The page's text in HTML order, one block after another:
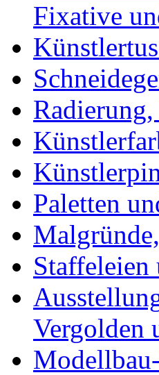
Fixative
Paletten
Staffeleien
Vergolden